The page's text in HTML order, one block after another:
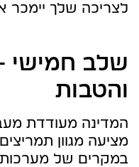
לצריכה שלך
שלב חמישי
והטבות
המדינה מעודדת
מציעה מגוון